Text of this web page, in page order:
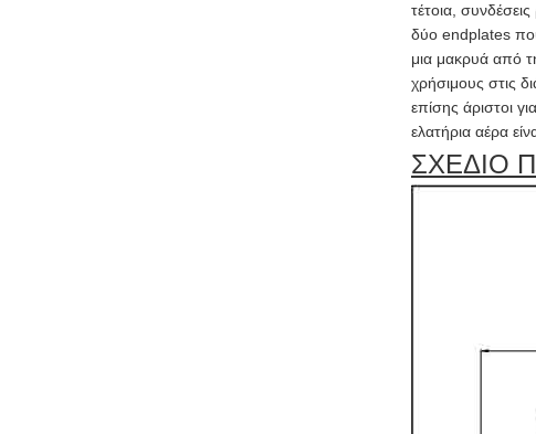
τέτοια,
δύο endplates που
μια μακρυά από
χρήσιμους στις
επίσης άριστοι
ελατήρια αέρα
ΣΧΕΔΙΟ